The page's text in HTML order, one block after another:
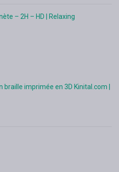
– 2H – HD | Relaxing
imprimée en 3D Kinital.com |